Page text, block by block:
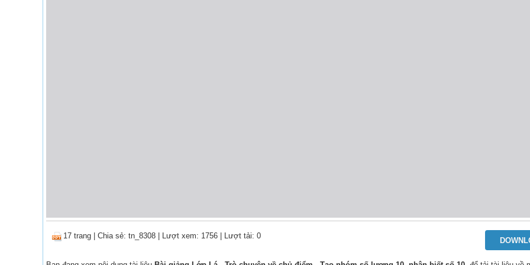
17 trang Chia sẻ: tn_8308 | Lượt xem: 1756 | Lượt tải: 0